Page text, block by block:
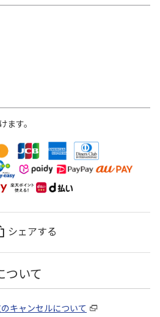
す。
シェアする
ついて
キャンセルについて